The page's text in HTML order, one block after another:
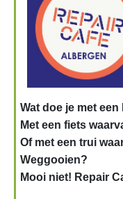
Wat doe je met
Met een fiets
Of met een trui
Weggooien?
Mooi niet! Repair